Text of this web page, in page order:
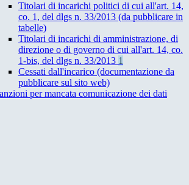
Titolari di incarichi politici di cui all'art. 14,
co. 1, del dlgs n. 33/2013 (da pubblicare in
tabelle)
Titolari di incarichi di amministrazione, di
direzione o di governo di cui all'art. 14, co.
1-bis, del dlgs n. 33/2013 1
Cessati dall'incarico (documentazione da
pubblicare sul sito web)
per mancata comunicazione dei dati